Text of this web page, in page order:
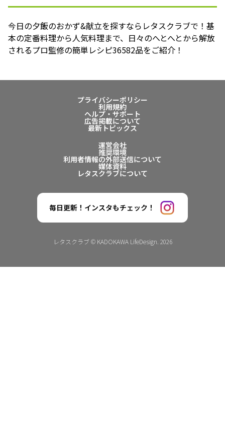
今日の夕飯のおかず&献立を探すならレタスクラブで！基
本の定番料理から人気料理まで、日々のへとへとから解放
されるプロ監修の簡単レシピ36582品をご紹介！
プライバシーポリシー
利用規約
ヘルプ・サポート
広告掲載について
最新トピックス
運営会社
推奨環境
利用者情報の外部送信について
媒体資料
レタスクラブについて
毎日更新！インスタもチェック！
レタスクラブ © KADOKAWA LifeDesign. 2026